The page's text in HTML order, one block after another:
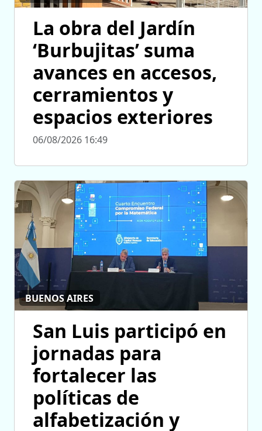
La obra del Jardín
‘Burbujitas’ suma
avances en accesos,
cerramientos y
espacios exteriores
06/08/2026 16:49
BUENOS AIRES
San Luis participó en
jornadas para
fortalecer las
políticas de
alfabetización y